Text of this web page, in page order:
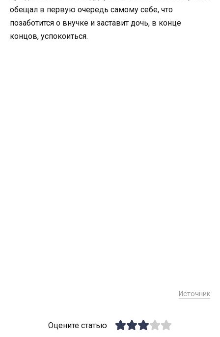
обещал в первую очередь самому себе, что
позаботится о внучке и заставит дочь, в конце
концов, успокоиться.
Источник
Оцените статью